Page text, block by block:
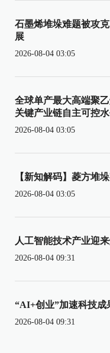
石墨烯堆垛难题被攻
展
2026-08-04 03:05
全球单产最大高端聚
关键产业链自主可控
2026-08-04 03:05
【新知解码】菱方堆
2026-08-04 03:05
人工智能技术产业迎
2026-08-04 09:31
“AI+创业”加速科技成
2026-08-04 09:31